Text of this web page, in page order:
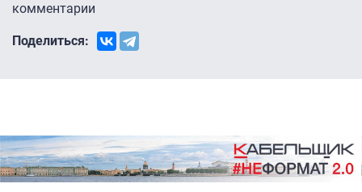
комментарии
Поделиться: